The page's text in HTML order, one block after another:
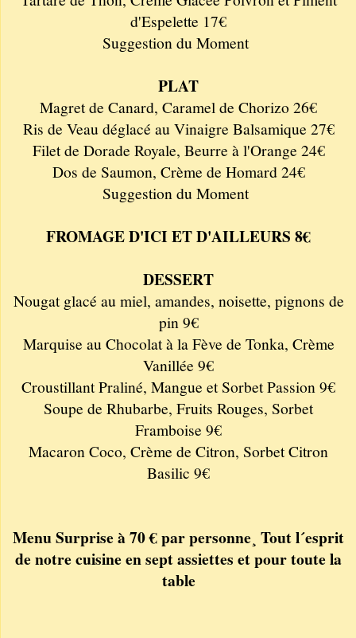
d'Espelette 17€
Suggestion du Moment
PLAT
Magret de Canard, Caramel de Chorizo 26€
Ris de Veau déglacé au Vinaigre Balsamique 27€
Filet de Dorade Royale, Beurre à l'Orange 24€
Dos de Saumon, Crème de Homard 24€
Suggestion du Moment
FROMAGE D'ICI ET D'AILLEURS 8€
DESSERT
Nougat glacé au miel, amandes, noisette, pignons de
pin 9€
Marquise au Chocolat à la Fève de Tonka, Crème
Vanillée 9€
Croustillant Praliné, Mangue et Sorbet Passion 9€
Soupe de Rhubarbe, Fruits Rouges, Sorbet
Framboise 9€
Macaron Coco, Crème de Citron, Sorbet Citron
Basilic 9€
Menu Surprise à 70 € par personne¸ Tout l´esprit
de notre cuisine en sept assiettes et pour toute la
table